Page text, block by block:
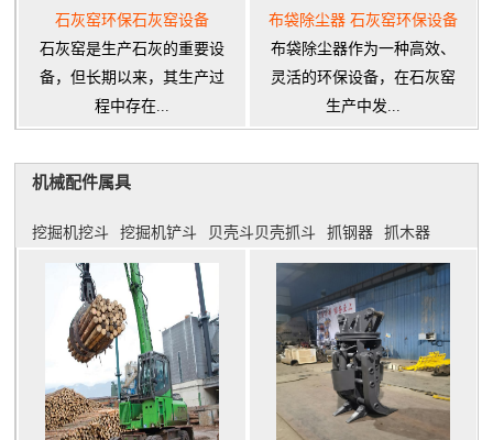
石灰窑环保石灰窑设备
石灰窑是生产石灰的重要设
备，但长期以来，其生产过
程中存在...
布袋除尘器 石灰窑环保设备
布袋除尘器作为一种高效、
灵活的环保设备，在石灰窑
生产中发...
机械配件属具
挖掘机挖斗 挖掘机铲斗 贝壳斗贝壳抓斗 抓钢器 抓木器